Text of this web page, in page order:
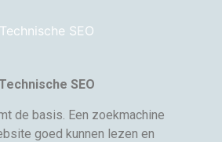
Technische SEO
SEO
de basis. Een zoekmachine
goed kunnen lezen en